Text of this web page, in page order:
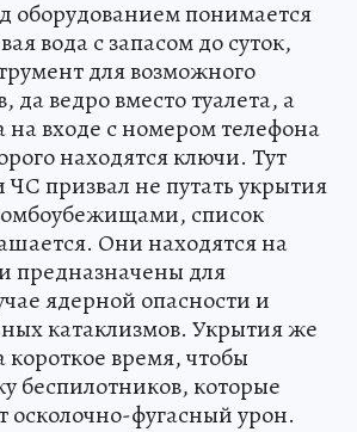
оборудованием понимается
вода с запасом до суток,
для возможного
да ведро вместо туалета, а
на входе с номером телефона
находятся ключи. Тут
призвал не путать укрытия
список
Они находятся на
предназначены для
ядерной опасности и
катаклизмов. Укрытия же
время, чтобы
беспилотников, которые
осколочно-фугасный урон.